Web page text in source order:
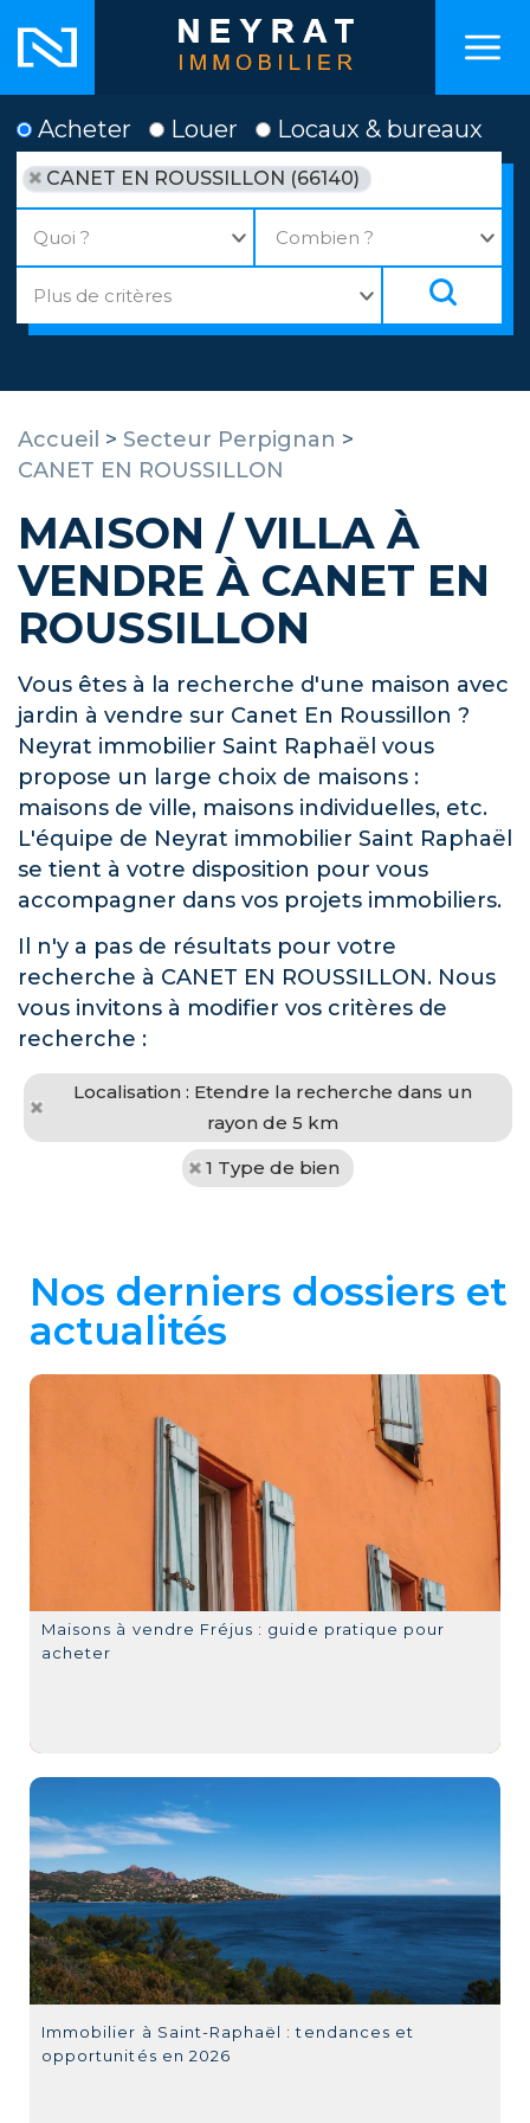
Acheter Louer Locaux & bureaux
CANET EN ROUSSILLON (66140)
Accueil > Secteur Perpignan >
CANET EN ROUSSILLON
MAISON / VILLA À
VENDRE À CANET EN
ROUSSILLON
Vous êtes à la recherche d'une maison avec
jardin à vendre sur Canet En Roussillon ?
Neyrat immobilier Saint Raphaël vous
propose un large choix de maisons :
maisons de ville, maisons individuelles, etc.
L'équipe de Neyrat immobilier Saint Raphaël
se tient à votre disposition pour vous
accompagner dans vos projets immobiliers.
Il n'y a pas de résultats pour votre
recherche à CANET EN ROUSSILLON. Nous
vous invitons à modifier vos critères de
recherche :
Localisation : Etendre la recherche dans un
rayon de 5 km
1 Type de bien
Nos derniers dossiers et
actualités
Maisons à vendre Fréjus : guide pratique pour
acheter
Immobilier à Saint-Raphaël : tendances et
opportunités en 2026